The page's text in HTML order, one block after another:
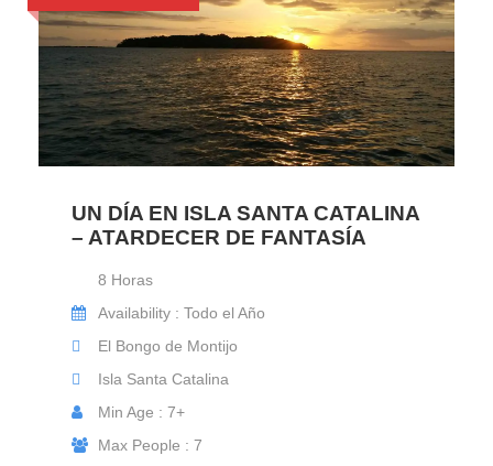
UN DÍA EN ISLA SANTA CATALINA
– ATARDECER DE FANTASÍA
8 Horas
Availability : Todo el Año
El Bongo de Montijo
Isla Santa Catalina
Min Age : 7+
Max People : 7